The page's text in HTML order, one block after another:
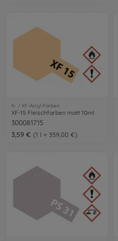
X- / XF-Acryl-Farben
XF-15 Fleischfarben matt 10ml
300081715
3,59 €
1 l = 359,00 €